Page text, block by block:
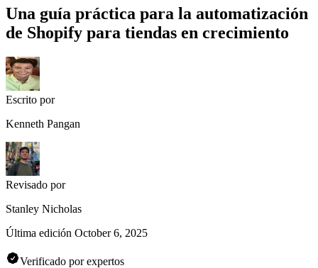
Una guía práctica para la automatización
de Shopify para tiendas en crecimiento
Escrito por
Kenneth Pangan
Revisado por
Stanley Nicholas
Última edición October 6, 2025
Verificado por expertos